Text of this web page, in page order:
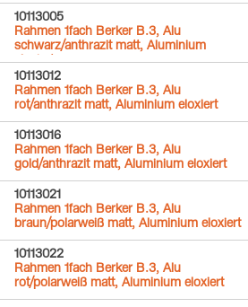
10113005
Rahmen 1fach Berker B.3, Alu
schwarz/anthrazit matt, Aluminium
eloxiert
10113012
Rahmen 1fach Berker B.3, Alu
rot/anthrazit matt, Aluminium eloxiert
10113016
Rahmen 1fach Berker B.3, Alu
gold/anthrazit matt, Aluminium eloxiert
10113021
Rahmen 1fach Berker B.3, Alu
braun/polarweiß matt, Aluminium eloxiert
10113022
Rahmen 1fach Berker B.3, Alu
rot/polarweiß matt, Aluminium eloxiert